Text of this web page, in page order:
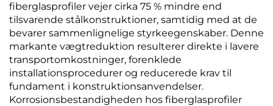
fiberglasprofiler vejer cirka 75 % mindre end
tilsvarende stålkonstruktioner, samtidig med at de
bevarer sammenlignelige styrkeegenskaber. Denne
markante vægtreduktion resulterer direkte i lavere
transportomkostninger, forenklede
installationsprocedurer og reducerede krav til
fundament i konstruktionsanvendelser.
Korrosionsbestandigheden hos fiberglasprofiler